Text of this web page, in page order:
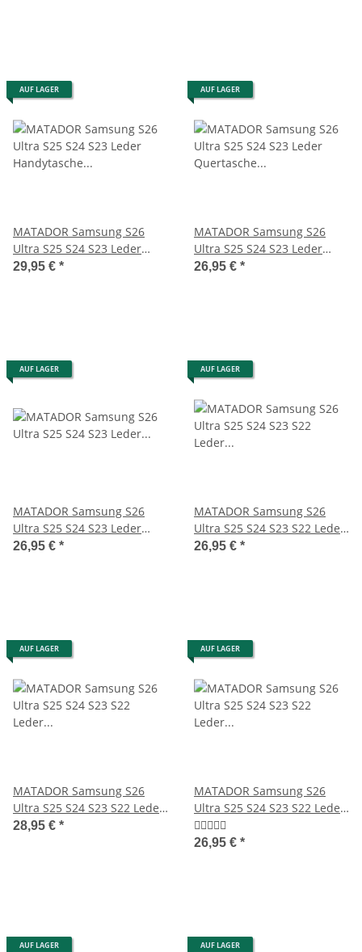
AUF LAGER
MATADOR Samsung S26
Ultra S25 S24 S23 Leder
Handytasche Schwarz
29,95 € *
AUF LAGER
MATADOR Samsung S26
Ultra S25 S24 S23 Leder
Quertasche Schwarz
26,95 € *
AUF LAGER
MATADOR Samsung S26
Ultra S25 S24 S23 Leder
Vertikaltasche Schwarz
26,95 € *
AUF LAGER
MATADOR Samsung S26
Ultra S25 S24 S23 S22 Leder
Gürteltasche Braun
26,95 € *
AUF LAGER
MATADOR Samsung S26
Ultra S25 S24 S23 S22 Leder
Gürteltasche Braun
28,95 € *
AUF LAGER
MATADOR Samsung S26
Ultra S25 S24 S23 S22 Leder
Hülle Schwarz
26,95 € *
AUF LAGER AUF LAGER